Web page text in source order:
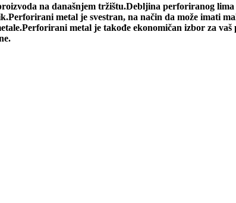
na današnjem tržištu.Debljina perforiranog lima
metal je svestran, na način da može imati
metal je takođe ekonomičan izbor za